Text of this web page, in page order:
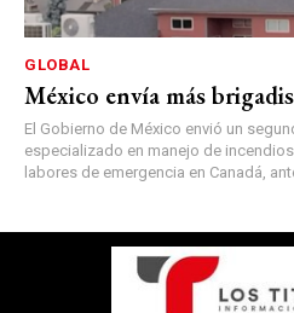
GLOBAL
México envía más
El Gobierno de México envió un
especializado en manejo de
labores de emergencia en Canadá,